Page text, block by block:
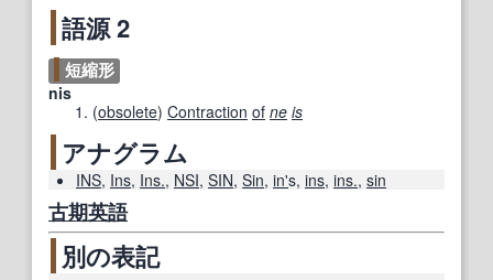
語源 2
短縮形
nis
(obsolete) Contraction of ne is
アナグラム
INS, Ins, Ins., NSI, SIN, Sin, in's, ins, ins., sin
古期英語
別の表記